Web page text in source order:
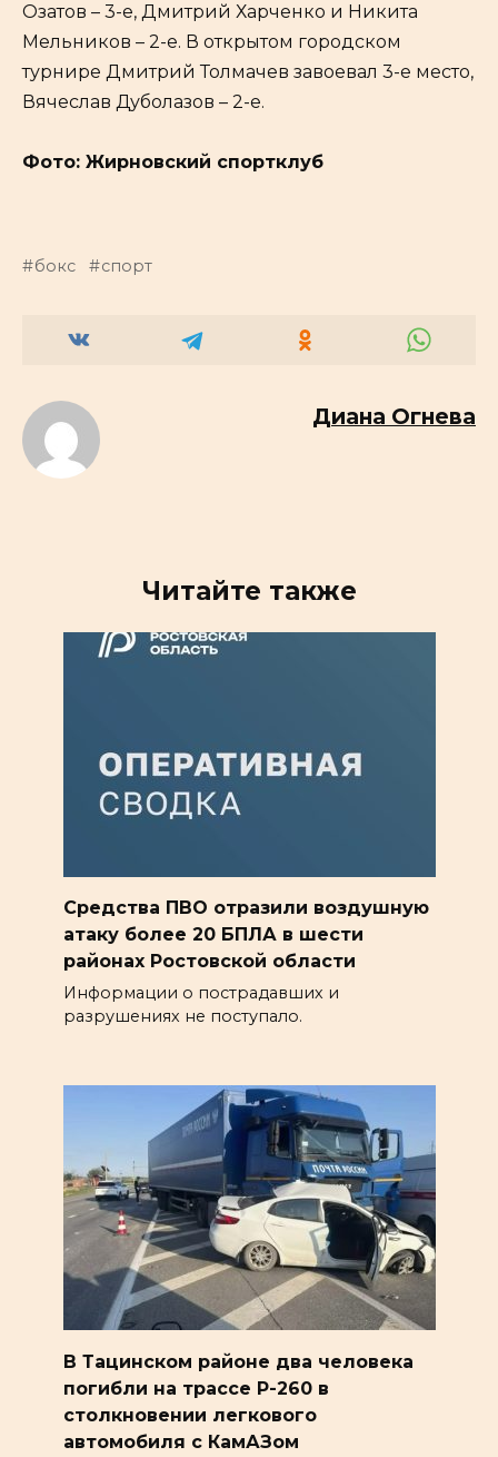
Озатов – 3-е, Дмитрий Харченко и Никита
Мельников – 2-е. В открытом городском
турнире Дмитрий Толмачев завоевал 3-е место,
Вячеслав Дуболазов – 2-е.
Фото: Жирновский спортклуб
бокс спорт
Диана Огнева
Читайте также
Средства ПВО отразили воздушную
атаку более 20 БПЛА в шести
районах Ростовской области
Информации о пострадавших и
разрушениях не поступало.
В Тацинском районе два человека
погибли на трассе Р-260 в
столкновении легкового
автомобиля с КамАЗом